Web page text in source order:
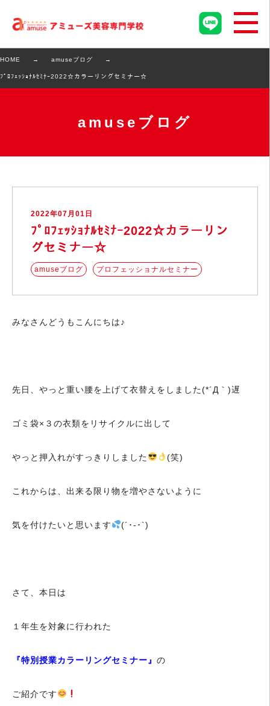
HOME amuseブログ
ﾌﾟﾛﾌｪｯｼｮﾅﾙｾﾐﾅｰ2022☆カラーリングセミナー☆
amuseブログ
2022年07月01日
ﾌﾟﾛﾌｪｯｼｮﾅﾙｾﾐﾅｰ2022☆カラーリン
グセミナー☆
amuseブログ プロフェッショナルセミナー
みなさんどうもこんにちは♪
先日、やっと重い腰を上げて衣替えをしました(*´Д｀)遅
ゴミ袋×３の衣類をリサイクルに出して
やっと押入れがすっきりしました (笑)
これからは、出来る限り物を増やさないように
気を付けたいと思います (´･-･`)
さて、本日は
１年生を対象に行われた
『特別授業カラーリングセミナー 』 の
ご紹介です